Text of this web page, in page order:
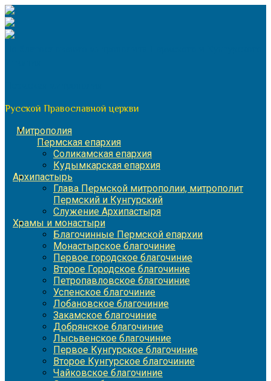
Перейти
к
содержимому
Русской Православной церкви
Митрополия
Пермская епархия
Соликамская епархия
Кудымкарская епархия
Архипастырь
Глава Пермской митрополии, митрополит
Пермский и Кунгурский
Служение Архипастыря
Храмы и монастыри
Благочинные Пермской епархии
Монастырское благочиние
Первое городское благочиние
Второе Городское благочиние
Петропавловское благочиние
Успенское благочиние
Лобановское благочиние
Закамское благочиние
Добрянское благочиние
Лысьвенское благочиние
Первое Кунгурское благочиние
Второе Кунгурское благочиние
Чайковское благочиние